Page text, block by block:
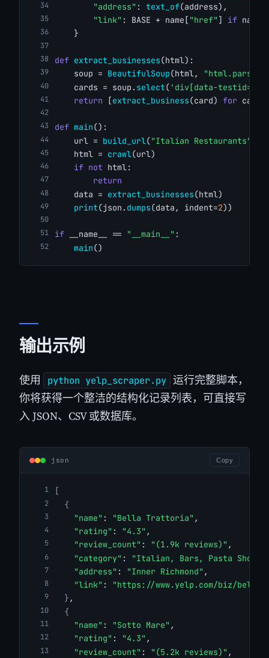
"address" : text_of(address),
"link" : BASE + name[ "href" ] if name
    }
def extract_businesses(html):
    soup =
BeautifulSoup(html, "html.parser"
    cards = soup.
select( 'div[data-
return [extract_business(card) for card
def main():
    url =
build_url("Italian Restaurants"
    html =
crawl(url)
if not html:
return
    data =
extract_businesses(html)
print(json. dumps(data, indent=2))
if __name__ == "__main__" :
main()
输出示例
使用 python yelp_scraper.py 运行完整脚本，
你将获得一个整洁的结构化记录列表，可直接写
入 JSON、CSV 或数据库。
json Copy
[
{
"name" : "Bella Trattoria" ,
"rating" : "4.3" ,
"review_count" : "(1.9k reviews)" ,
"category" : "Italian, Bars, Pasta Shops"
"address" : "Inner Richmond" ,
"link" :
"https://www.yelp.com/biz/
} ,
{
"name" : "Sotto Mare" ,
"rating" : "4.3" ,
"review_count" : "(5.2k reviews)" ,